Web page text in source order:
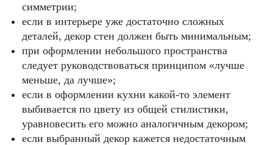
симметрии;
если в интерьере уже достаточно сложных
деталей, декор стен должен быть минимальным;
при оформлении небольшого пространства
следует руководствоваться принципом «лучше
меньше, да лучше»;
если в оформлении кухни какой-то элемент
выбивается по цвету из общей стилистики,
уравновесить его можно аналогичным декором;
если выбранный декор кажется недостаточным